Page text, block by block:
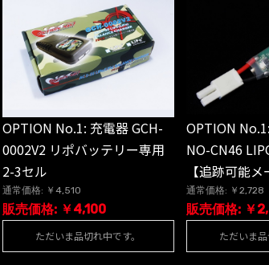
OPTION No.1: 充電器 GCH-
0002V2 リポバッテリー専用
2-3セル
通常価格: ￥4,510
販売価格: ￥4,100
ただいま品切れ中です。
OPTION
NO-CN46
【追跡可能メ
通常価格: ￥2,728
販売価格: ￥
ただいま品